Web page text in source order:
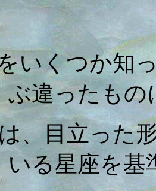
いくつか知
ぶ違ったもの
、目立った
いる星座を基